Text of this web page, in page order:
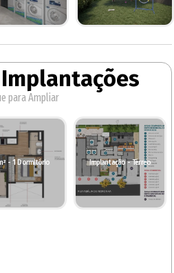
para Ampliar
- 1 Dormitório Implantação - Térreo